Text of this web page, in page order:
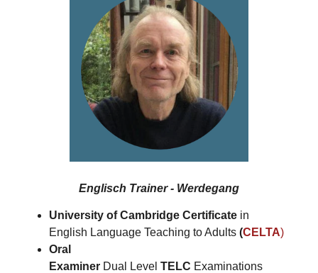
Englisch Trainer - Werdegang
University of Cambridge Certificatein
English Language Teaching to Adults (CELTA)
Oral
ExaminerDual Level TELC Examinations